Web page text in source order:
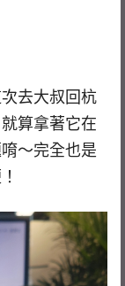
去大叔回杭
算拿著它在
～完全也是